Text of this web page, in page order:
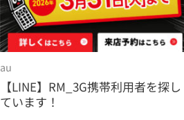
au
【LINE】RM_3G携帯利用者を探し
ています！